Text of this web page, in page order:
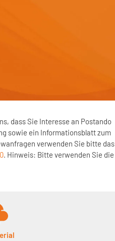
dass Sie Interesse an Postando
sowie ein Informationsblatt zum
verwenden Sie bitte das
. Hinweis: Bitte verwenden Sie die